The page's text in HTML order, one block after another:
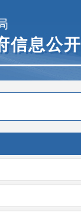
信息公开